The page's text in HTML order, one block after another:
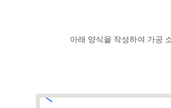
아래 양식을 작성하여 가공